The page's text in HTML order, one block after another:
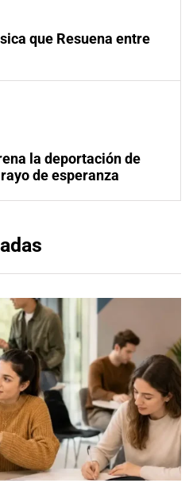
que Resuena entre
la deportación de
de esperanza